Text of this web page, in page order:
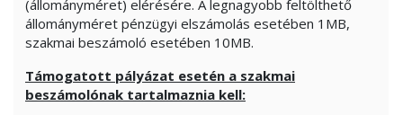
(állományméret) elérésére. A legnagyobb feltölthető
állományméret pénzügyi elszámolás esetében 1MB,
szakmai beszámoló esetében 10MB.
Támogatott pályázat esetén a szakmai
beszámolónak tartalmaznia kell: